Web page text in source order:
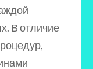
В отличие